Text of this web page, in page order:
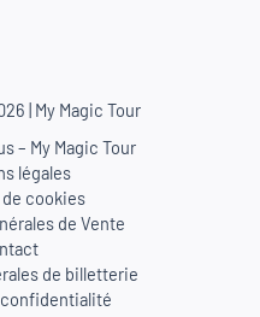
| My Magic Tour
– My Magic Tour
légales
cookies
de Vente
de billetterie